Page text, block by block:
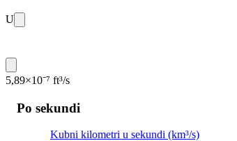
U
5,89×10⁻⁷ ft³/s
Po sekundi
Kubni kilometri u sekundi (km³/s)